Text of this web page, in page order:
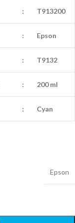
: T913200
: Epson
: T9132
: 200 ml
: Cyan
Epson